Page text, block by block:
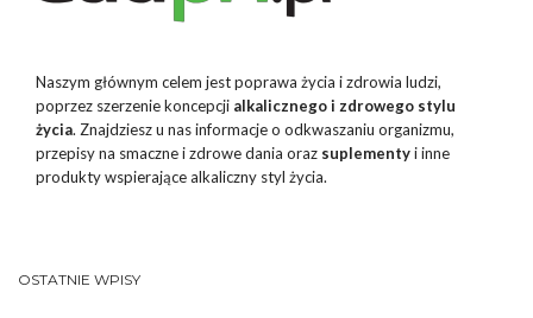
Naszym głównym celem jest poprawa życia i zdrowia ludzi,
poprzez szerzenie koncepcji alkalicznego i zdrowego stylu
życia. Znajdziesz u nas informacje o odkwaszaniu organizmu,
przepisy na smaczne i zdrowe dania oraz suplementyi inne
produkty wspierające alkaliczny styl życia.
OSTATNIE WPISY